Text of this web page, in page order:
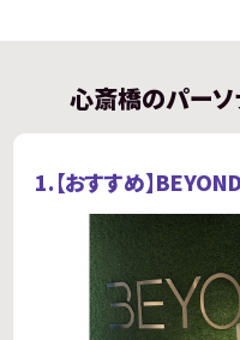
心斎橋のパー
1.【おすすめ】